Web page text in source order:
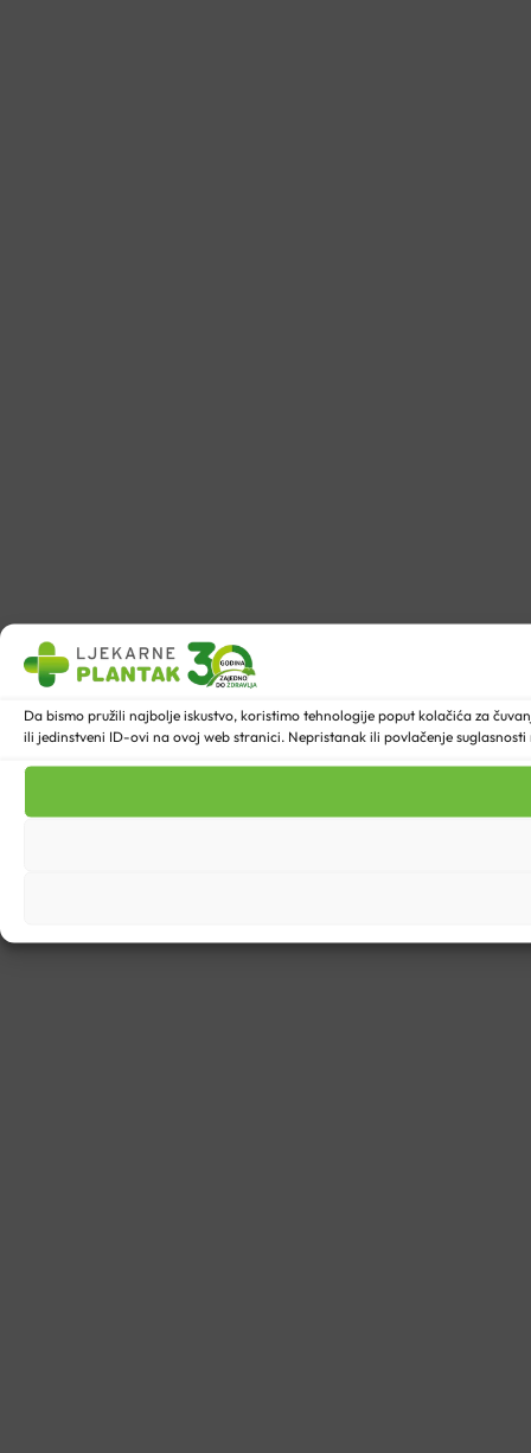
Da bismo pružili najbolje iskustvo, koristimo tehnologije poput kolačića za
ili jedinstveni ID-ovi na ovoj web stranici. Nepristanak ili povlačenje